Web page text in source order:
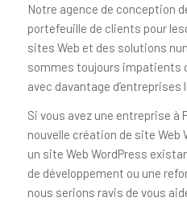
Notre agence de conception
portefeuille de clients pour
sites Web et des solutions
sommes toujours impatients
avec davantage d’entreprises
Si vous avez une entreprise à
nouvelle création de site Web
un site Web WordPress
de développement ou une
nous serions ravis de vous